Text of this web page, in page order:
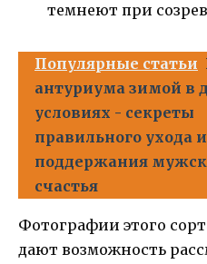
темнеют при
Популярные статьи
антуриума зимой в
условиях - секреты
правильного ухода и
поддержания
счастья
Фотографии этого
дают возможность